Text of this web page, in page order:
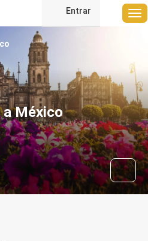
Entrar
México